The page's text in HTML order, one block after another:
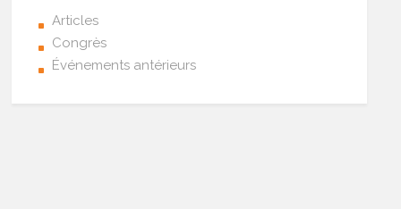
Articles
Congrès
Événements antérieurs